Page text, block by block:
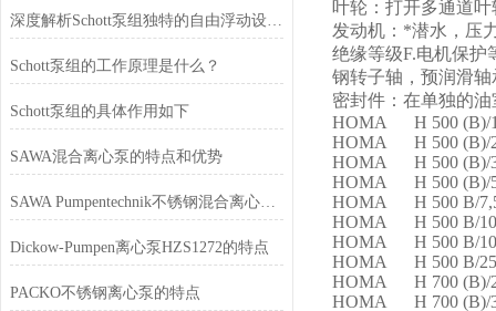
深度解析Schott泵组独特的自由浮动设计与自动液位控制原理
Schott泵组的工作原理是什么？
Schott泵组的具体作用如下
SAWA混合离心泵的特点和优势
SAWA Pumpentechnik不锈钢混合离心泵是侧通道泵的优秀替代方案
Dickow-Pumpen离心泵HZS1272的特点
PACKO不锈钢离心泵的特点
叶轮：打开多通道
发动机：*潜水，压
绝缘等级F.电机保护
钢转子轴，预润滑轴
密封件：在单独的
HOMA H 500
HOMA H 500
HOMA H 500
HOMA H 500
HOMA H 500 B/
HOMA H 500 B/
HOMA H 500
HOMA H 500 B/
HOMA H 700 (B)/
HOMA H 700